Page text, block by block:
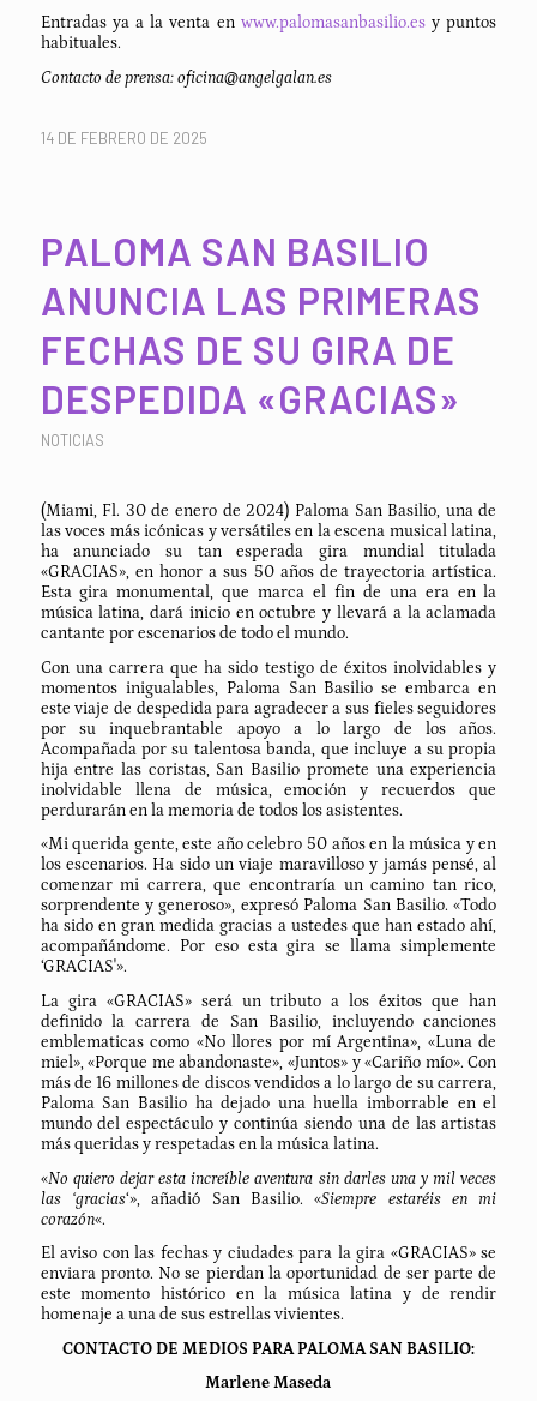
Entradas ya a la venta en www.palomasanbasilio.esy puntos
habituales.
Contacto de prensa: oficina@angelgalan.es
14 DE FEBRERO DE 2025
PALOMA SAN BASILIO
ANUNCIA LAS PRIMERAS
FECHAS DE SU GIRA DE
DESPEDIDA «GRACIAS»
NOTICIAS
(Miami, Fl. 30 de enero de 2024) Paloma San Basilio, una de
las voces más icónicas y versátiles en la escena musical latina,
ha anunciado su tan esperada gira mundial titulada
«GRACIAS», en honor a sus 50 años de trayectoria artística.
Esta gira monumental, que marca el fin de una era en la
música latina, dará inicio en octubre y llevará a la aclamada
cantante por escenarios de todo el mundo.
Con una carrera que ha sido testigo de éxitos inolvidables y
momentos inigualables, Paloma San Basilio se embarca en
este viaje de despedida para agradecer a sus fieles seguidores
por su inquebrantable apoyo a lo largo de los años.
Acompañada por su talentosa banda, que incluye a su propia
hija entre las coristas, San Basilio promete una experiencia
inolvidable llena de música, emoción y recuerdos que
perdurarán en la memoria de todos los asistentes.
«Mi querida gente, este año celebro 50 años en la música y en
los escenarios. Ha sido un viaje maravilloso y jamás pensé, al
comenzar mi carrera, que encontraría un camino tan rico,
sorprendente y generoso», expresó Paloma San Basilio. «Todo
ha sido en gran medida gracias a ustedes que han estado ahí,
acompañándome. Por eso esta gira se llama simplemente
‘GRACIAS'».
La gira «GRACIAS» será un tributo a los éxitos que han
definido la carrera de San Basilio, incluyendo canciones
emblematicas como «No llores por mí Argentina», «Luna de
miel», «Porque me abandonaste», «Juntos» y «Cariño mío». Con
más de 16 millones de discos vendidos a lo largo de su carrera,
Paloma San Basilio ha dejado una huella imborrable en el
mundo del espectáculo y continúa siendo una de las artistas
más queridas y respetadas en la música latina.
«No quiero dejar esta increíble aventura sin darles una y mil veces
las ‘gracias‘», añadió San Basilio. «Siempre estaréis en mi
corazón«.
El aviso con las fechas y ciudades para la gira «GRACIAS» se
enviara pronto. No se pierdan la oportunidad de ser parte de
este momento histórico en la música latina y de rendir
homenaje a una de sus estrellas vivientes.
CONTACTO DE MEDIOS PARA PALOMA SAN BASILIO:
Marlene Maseda